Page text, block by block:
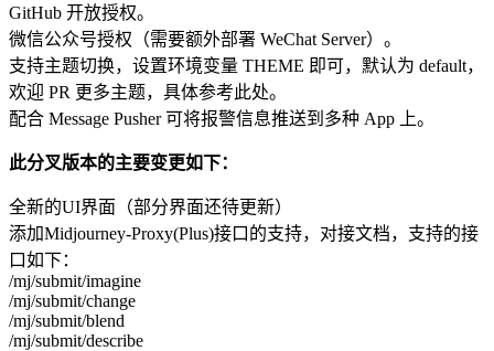
GitHub 开放授权。
微信公众号授权（需要额外部署 WeChat Server）。
支持主题切换，设置环境变量 THEME 即可，默认为 default，
欢迎 PR 更多主题，具体参考此处。
配合 Message Pusher 可将报警信息推送到多种 App 上。
此分叉版本的主要变更如下：
全新的UI界面（部分界面还待更新）
添加Midjourney-Proxy(Plus)接口的支持，对接文档，支持的接
口如下：
/mj/submit/imagine
/mj/submit/change
/mj/submit/blend
/mj/submit/describe